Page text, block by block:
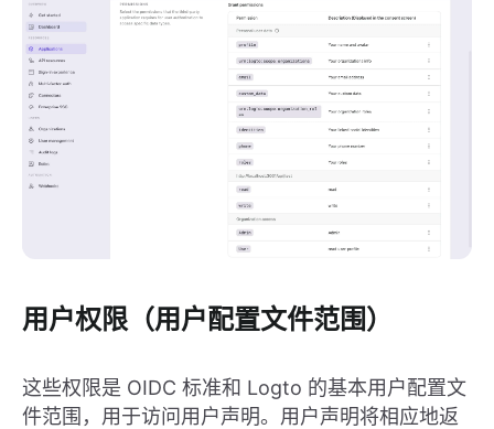
用户权限（用户配置文件范围）
这些权限是 OIDC 标准和 Logto 的基本用户配置文
件范围，用于访问用户声明。用户声明将相应地返